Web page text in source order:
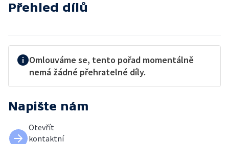
Přehled dílů
Omlouváme se, tento pořad momentálně
nemá žádné přehratelné díly.
Napište nám
Otevřít
kontaktní